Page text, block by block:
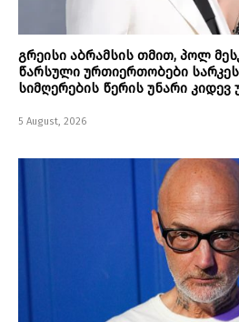
გრეისი აბრამსის თმით, პოლ
წარსული ურთიერთობები
სიმღერების წერის უნარი
5 August, 2026